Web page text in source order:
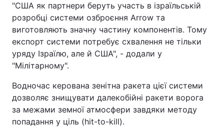
"США як партнери беруть участь в ізраїльській
розробці системи озброєння Arrow та
виготовляють значну частину компонентів. Тому
експорт системи потребує схвалення не тільки
уряду Ізраїлю, але й США", - додали у
"Мілітарному".
Водночас керована зенітна ракета цієї системи
дозволяє знищувати далекобійні ракети ворога
за межами земної атмосфери завдяки методу
попадання у ціль (hit-to-kill).